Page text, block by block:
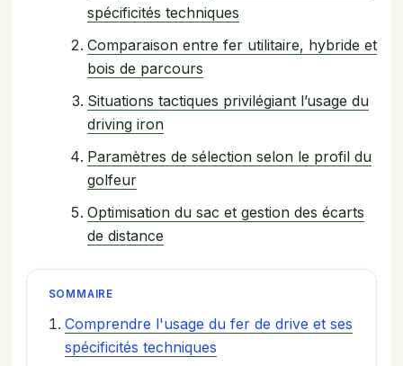
spécificités techniques
Comparaison entre fer utilitaire, hybride et
bois de parcours
Situations tactiques privilégiant l’usage du
driving iron
Paramètres de sélection selon le profil du
golfeur
Optimisation du sac et gestion des écarts
de distance
SOMMAIRE
Comprendre l'usage du fer de drive et ses
spécificités techniques